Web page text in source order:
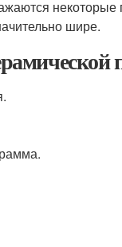
некоторые
шире.